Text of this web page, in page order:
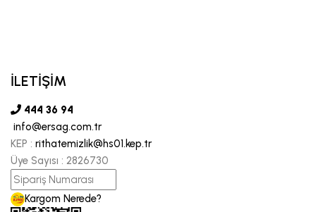
İLETİŞİM
444 36 94
info@ersag.com.tr
KEP : rithatemizlik@hs01.kep.tr
Üye Sayısı : 2826730
Kargom Nerede?